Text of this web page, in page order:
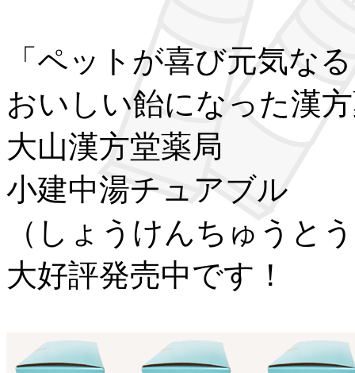
「ペットが喜び元気な
おいしい飴になった漢
大山漢方堂薬局
小建中湯チュアブル
（しょうけんちゅうと
大好評発売中です！